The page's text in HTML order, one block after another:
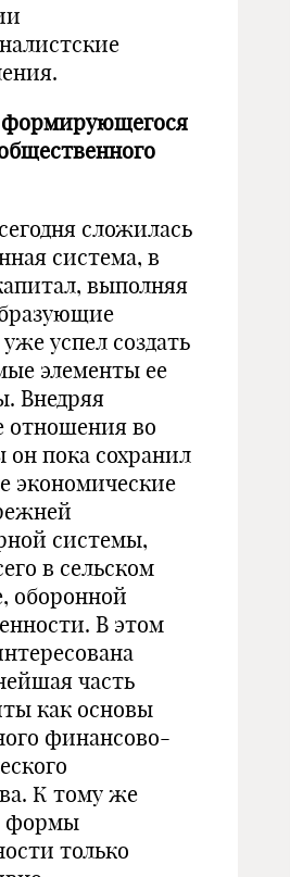
формирующегося
сложилась
система, в
выполняя
успел создать
элементы ее
Внедряя
отношения во
он пока сохранил
экономические
системы,
в сельском
оборонной
В этом
часть
как основы
финансово-
К тому же
формы
только